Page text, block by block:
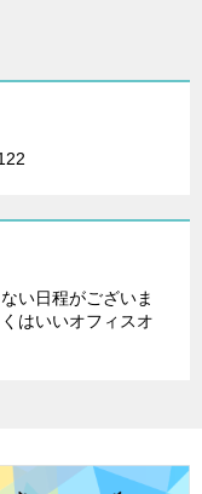
い日程がございま
はいいオフィスオ